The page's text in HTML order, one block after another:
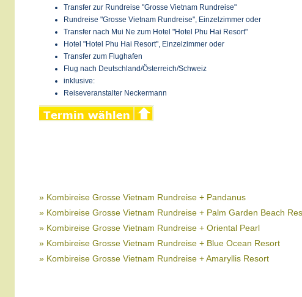
Transfer zur Rundreise "Grosse Vietnam Rundreise"
Rundreise "Grosse Vietnam Rundreise", Einzelzimmer oder
Transfer nach Mui Ne zum Hotel "Hotel Phu Hai Resort"
Hotel "Hotel Phu Hai Resort", Einzelzimmer oder
Transfer zum Flughafen
Flug nach Deutschland/Österreich/Schweiz
inklusive:
Reiseveranstalter Neckermann
» Kombireise Grosse Vietnam Rundreise + Pandanus
» Kombireise Grosse Vietnam Rundreise + Palm Garden Beach
» Kombireise Grosse Vietnam Rundreise + Oriental Pearl
» Kombireise Grosse Vietnam Rundreise + Blue Ocean Resort
» Kombireise Grosse Vietnam Rundreise + Amaryllis Resort